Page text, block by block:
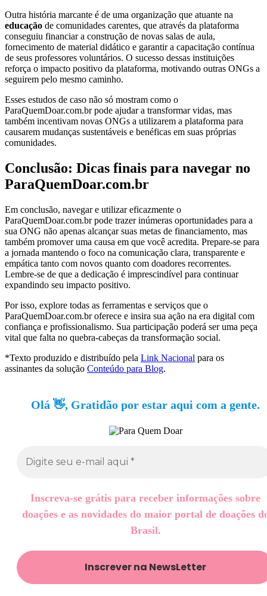
Outra história marcante é de uma organização que atuante na
educação de comunidades carentes, que através da plataforma
conseguiu financiar a construção de novas salas de aula,
fornecimento de material didático e garantir a capacitação contínua
de seus professores voluntários. O sucesso dessas instituições
reforça o impacto positivo da plataforma, motivando outras ONGs a
seguirem pelo mesmo caminho.
Esses estudos de caso não só mostram como o
ParaQuemDoar.com.br pode ajudar a transformar vidas, mas
também incentivam novas ONGs a utilizarem a plataforma para
causarem mudanças sustentáveis e benéficas em suas próprias
comunidades.
Conclusão: Dicas finais para navegar no
ParaQuemDoar.com.br
Em conclusão, navegar e utilizar eficazmente o
ParaQuemDoar.com.br pode trazer inúmeras oportunidades para a
sua ONG não apenas alcançar suas metas de financiamento, mas
também promover uma causa em que você acredita. Prepare-se para
a jornada mantendo o foco na comunicação clara, transparente e
empática tanto com novos quanto com doadores recorrentes.
Lembre-se de que a dedicação é imprescindível para continuar
expandindo seu impacto positivo.
Por isso, explore todas as ferramentas e serviços que o
ParaQuemDoar.com.br oferece e insira sua ação na era digital com
confiança e profissionalismo. Sua participação poderá ser uma peça
vital que falta no quebra-cabeças da transformação social.
*Texto produzido e distribuído pela Link Nacional para os
assinantes da solução Conteúdo para Blog.
Olá 👋, Gratidão por estar aqui com a gente.
Inscreva-se grátis para receber informações sobre
doações e as novidades do maior portal de doações
Brasil.